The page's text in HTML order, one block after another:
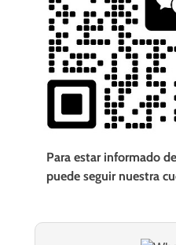
Para estar informado
puede seguir nuestra